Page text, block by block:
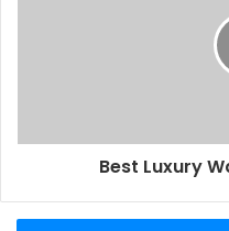
Best Luxury